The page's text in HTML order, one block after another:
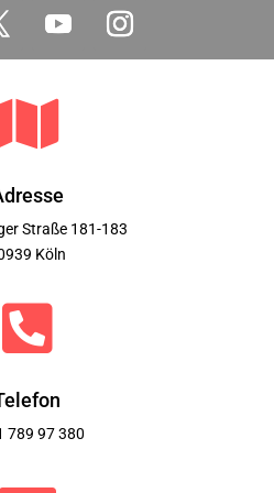
Straße 181-183
Köln

789 97 380